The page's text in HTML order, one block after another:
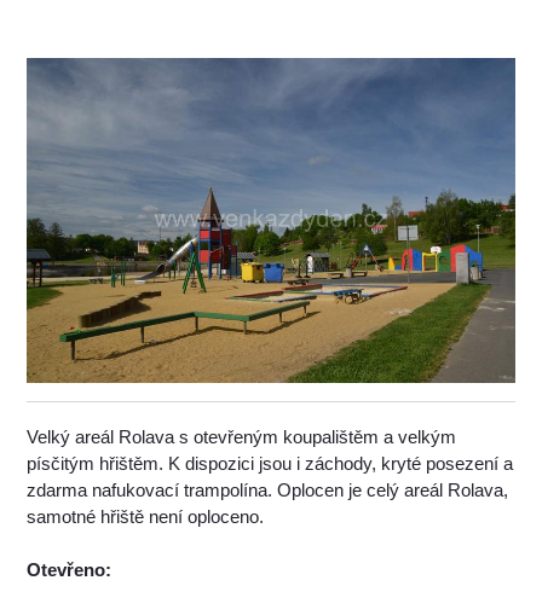
Velký areál Rolava s otevřeným koupalištěm a velkým
písčitým hřištěm. K dispozici jsou i záchody, kryté posezení a
zdarma nafukovací trampolína. Oplocen je celý areál Rolava,
samotné hřiště není oploceno.
Otevřeno: